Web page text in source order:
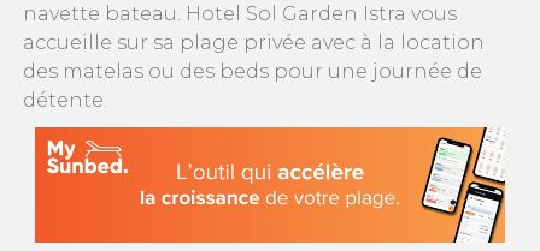
navette bateau. Hotel Sol Garden Istra vous
accueille sur sa plage privée avec à la location
des matelas ou des beds pour une journée de
détente.